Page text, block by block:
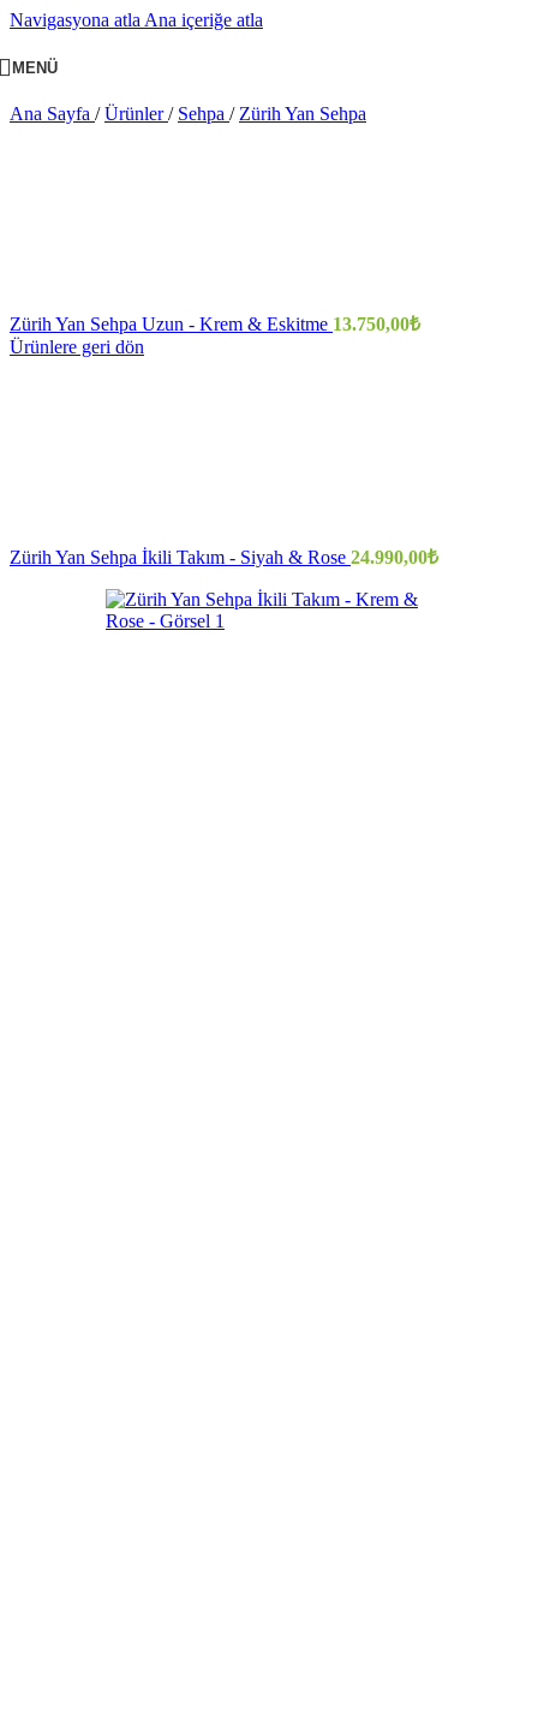
Navigasyona atla Ana içeriğe atla
MENÜ
Ana Sayfa / Ürünler/ Sehpa / Zürih Yan Sehpa
Zürih Yan Sehpa Uzun - Krem & Eskitme 13.750,00₺
Ürünlere geri dön
Zürih Yan Sehpa İkili Takım - Siyah & Rose 24.990,00₺